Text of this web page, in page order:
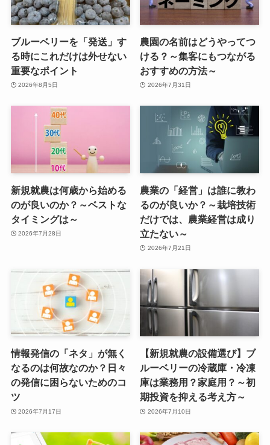
ブルーベリーを「発送」す
る時にこれだけは外せない
重要なポイント
2026年8月5日
農園の名前はどうやってつ
ける？～集客にもつながる
おすすめの方法～
2026年7月31日
新規就農は何歳から始める
のが良いのか？～ベストな
タイミングは～
2026年7月28日
農業の「経営」は誰に教わ
るのが良いか？～栽培技術
だけでは、農業経営は成り
立たない～
2026年7月21日
情報発信の「ネタ」が無く
なるのは何故なのか？日々
の発信に困らないためのコ
ツ
2026年7月17日
【新規就農の設備選び】ブ
ルーベリーの冷蔵庫・冷凍
庫は業務用？家庭用？～初
期投資を抑える考え方～
2026年7月10日